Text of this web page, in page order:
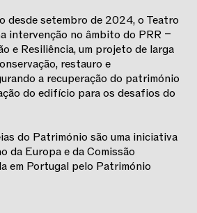
desde setembro de 2024, o Teatro
intervenção no âmbito do PRR –
e Resiliência, um projeto de larga
restauro e
a recuperação do património
do edifício para os desafios do
do Património são uma iniciativa
da Europa e da Comissão
em Portugal pelo Património